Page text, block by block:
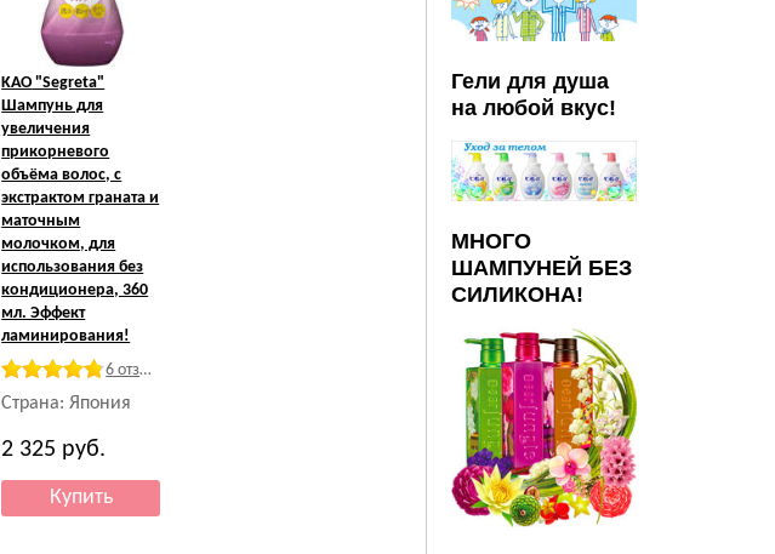
KAO"Segreta"
Шампунь для
увеличения
прикорневого
объёма волос, с
экстрактом граната и
маточным
молочком, для
использования без
кондиционера, 360
мл. Эффект
ламинирования!
6 отзывов
Страна: Япония
2 325 руб.
Гели для душа
на любой вкус!
МНОГО
ШАМПУНЕЙ БЕЗ
СИЛИКОНА!